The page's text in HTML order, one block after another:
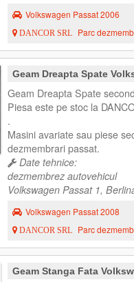
Volkswagen Passat 2006
DANCOR SRL Parc
Geam Dreapta Spate
Geam Dreapta Spate
Piesa este pe stoc la
.
Masini avariate sau piese
dezmembrari passat.
Date tehnice:
dezmembrez autovehicul
Volkswagen Passat 1,
Volkswagen Passat 2008
DANCOR SRL Parc
Geam Stanga Fata